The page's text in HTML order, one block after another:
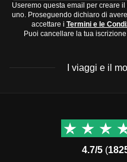
Useremo questa email per creare
uno. Proseguendo dichiaro di
accettare i Termini e le
Puoi cancellare la tua
I viaggi e il
Viaggi di gruppo Nord
Viaggi di gruppo Centro
4.7/5 (